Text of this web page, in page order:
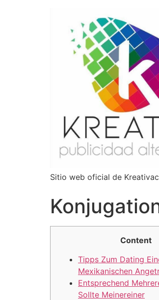
Sitio web oficial de
Content
Tipps Zum Dating
Mexikanischen
Entsprechend
Sollte Meinereiner